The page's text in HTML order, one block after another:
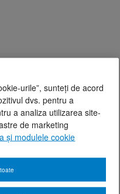
urile”, sunteți de acord
dvs. pentru a
a analiza utilizarea site-
de marketing
și modulele cookie